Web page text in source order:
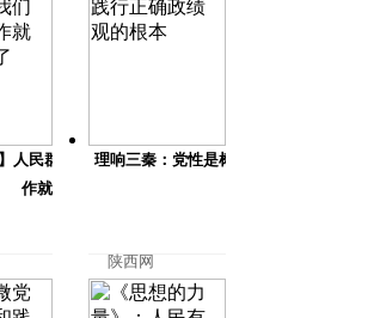
人民群众满意了，我们的政府工
作就落实到位了
理响三秦：党性是树立和践行正确政绩
陕西网